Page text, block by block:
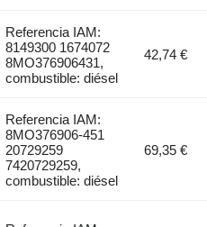
Referencia IAM:
8149300 1674072
8MO376906431,
combustible: diésel
42,74 €
Referencia IAM:
8MO376906-451
20729259
7420729259,
combustible: diésel
69,35 €